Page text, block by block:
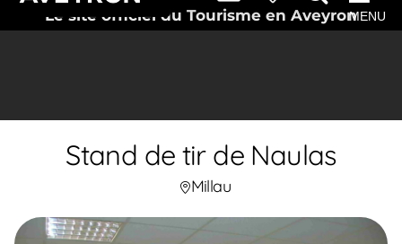
Le site officiel du Tourisme en AveyronMENU
Stand de tir de Naulas
Millau